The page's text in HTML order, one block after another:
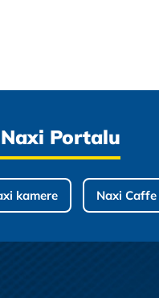
Portalu
kamere Naxi